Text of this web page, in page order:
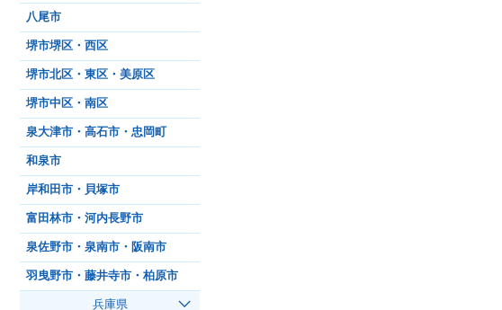
八尾市
堺市堺区・西区
堺市北区・東区・美原区
堺市中区・南区
泉大津市・高石市・忠岡町
和泉市
岸和田市・貝塚市
富田林市・河内長野市
泉佐野市・泉南市・阪南市
羽曳野市・藤井寺市・柏原市
兵庫県